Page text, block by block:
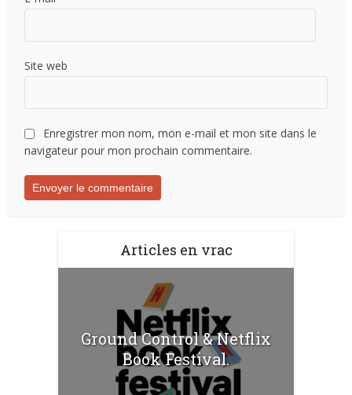
Site web
Enregistrer mon nom, mon e-mail et mon site dans le
navigateur pour mon prochain commentaire.
Articles en vrac
Ground Control & Netflix
Book Festival.